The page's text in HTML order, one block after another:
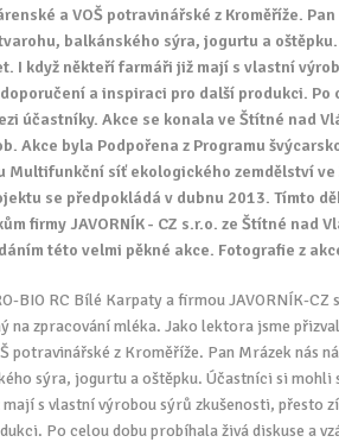
a VOŠ potravinářské z Kroměříže.
balkánského sýra, jogurtu a
I když někteří farmáři již mají s vlastní
a inspiraci pro další produkci. Po
účastníky. Akce se konala ve Štítné nad
Akce byla Podpořena z Programu
Multifunkční síť ekologického zemdělství
se předpokládá v dubnu 2013. Tímto
firmy JAVORNÍK - CZ s.r.o. ze Štítné nad
této velmi pěkné akce. Fotografie z
BIO RC Bílé Karpaty a firmou JAVORNÍK-
na zpracování mléka. Jako lektora jsme
potravinářské z Kroměříže. Pan Mrázek nás
sýra, jogurtu a oštěpku. Účastníci si mohli
s vlastní výrobou sýrů zkušenosti, přesto
Po celou dobu probíhala živá diskuse a